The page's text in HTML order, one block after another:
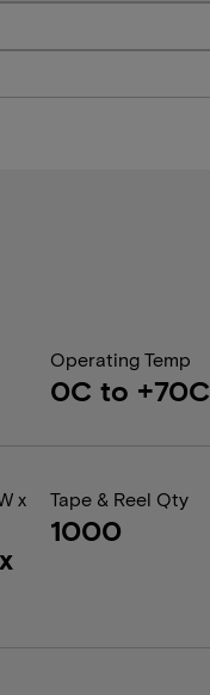
Operating Temp
0C to +70C
x
Tape & Reel Qty
1000